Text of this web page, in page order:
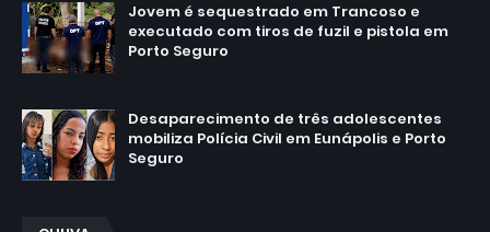
Jovem é sequestrado em Trancoso e
executado com tiros de fuzil e pistola em
Porto Seguro
Desaparecimento de três adolescentes
mobiliza Polícia Civil em Eunápolis e Porto
Seguro